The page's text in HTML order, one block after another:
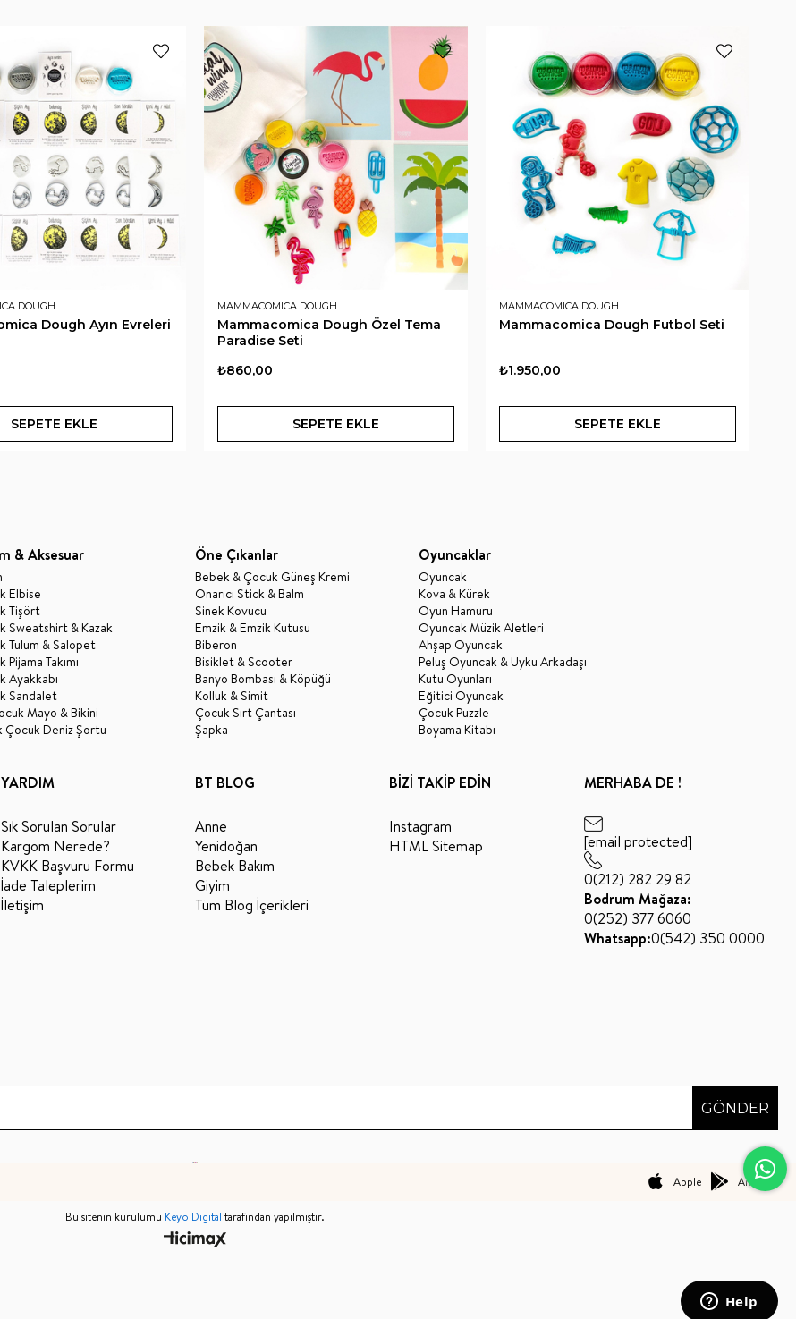
DOUGH
Dough Ayın Evreleri
SEPETE EKLE
MAMMACOMICA DOUGH
Mammacomica Dough Özel Tema
Paradise Seti
₺860,00
SEPETE EKLE
MAMMACOMICA DOUGH
Mammacomica Dough Futbol Seti
₺1.950,00
SEPETE EKLE
& Aksesuar
Elbise
Tişört
Sweatshirt & Kazak
Tulum & Salopet
Pijama Takımı
Ayakkabı
Sandalet
Mayo & Bikini
Çocuk Deniz Şortu
Öne Çıkanlar
Bebek & Çocuk Güneş Kremi
Onarıcı Stick & Balm
Sinek Kovucu
Emzik & Emzik Kutusu
Biberon
Bisiklet & Scooter
Banyo Bombası & Köpüğü
Kolluk & Simit
Çocuk Sırt Çantası
Şapka
Oyuncaklar
Oyuncak
Kova & Kürek
Oyun Hamuru
Oyuncak Müzik Aletleri
Ahşap Oyuncak
Peluş Oyuncak & Uyku Arkadaşı
Kutu Oyunları
Eğitici Oyuncak
Çocuk Puzzle
Boyama Kitabı
YARDIM
Sık Sorulan Sorular
Kargom Nerede?
KVKK Başvuru Formu
İade Taleplerim
İletişim
BT BLOG
Anne
Yenidoğan
Bebek Bakım
Giyim
Tüm Blog İçerikleri
BİZİ TAKİP EDİN
Instagram
HTML Sitemap
MERHABA DE !
[email protected]
0(212) 282 29 82
Bodrum Mağaza:
0(252) 377 6060
Whatsapp:0(542) 350 0000
GÖNDER
Apple Android
Bu sitenin kurulumu Keyo Digital tarafından yapılmıştır.